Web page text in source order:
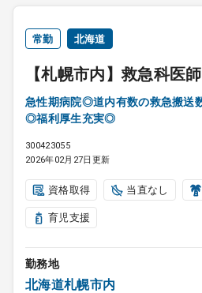
常勤 北海道
【札幌市内】救急科医
急性期病院◎道内有数の救急搬送
◎福利厚生充実◎
300423055
2026年02月27日更新
資格取得 当直なし
育児支援
勤務地
北海道札幌市内